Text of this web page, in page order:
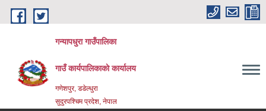
Skip to main content
गन्यापधुरा गाउँपालिका
गाउँ कार्यपालिकाकाे कार्यालय
गणेशपुर, डडेल्धुरा
सुदुरपश्चिम प्रदेश, नेपाल